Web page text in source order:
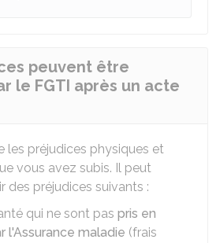
peuvent être
le FGTI après un acte
les préjudices physiques et
vous avez subis. Il peut
des préjudices suivants :
qui ne sont pas pris en
l'Assurance maladie (frais